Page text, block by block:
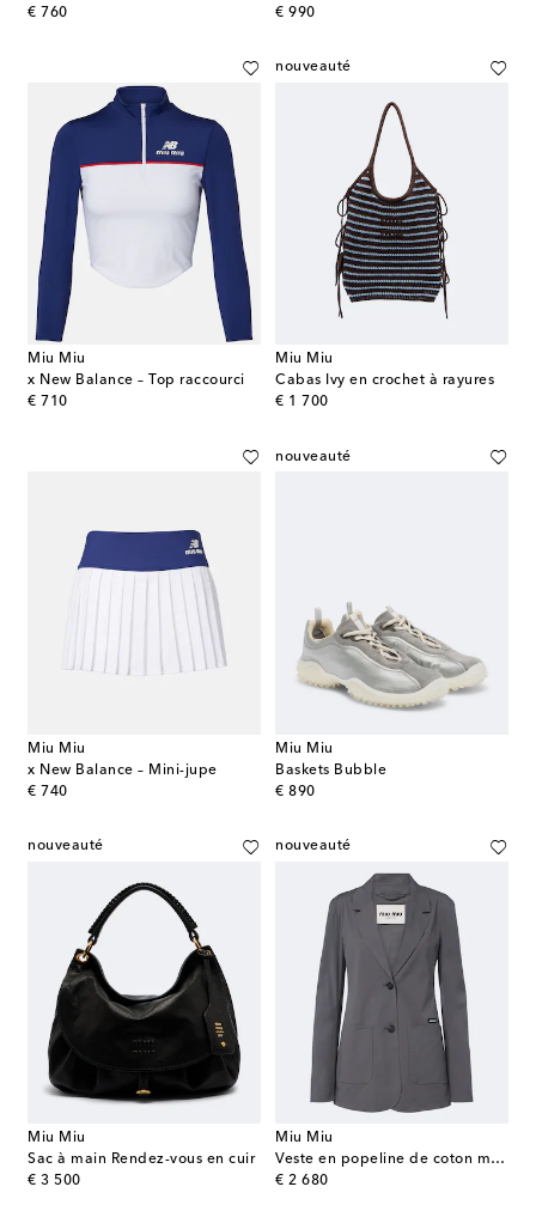
€ 760
original price
€ 990
original price
Miu Miu
x New Balance – Top raccourci
€ 710
original price
nouveauté
Miu Miu
Cabas Ivy en crochet à rayures
€ 1 700
original price
Miu Miu
x New Balance – Mini-jupe
€ 740
original price
nouveauté
Miu Miu
Baskets Bubble
€ 890
original price
nouveauté
Miu Miu
Sac à main Rendez-vous en cuir
€ 3 500
original price
nouveauté
Miu Miu
Veste en popeline de coton mélangé
€ 2 680
original price